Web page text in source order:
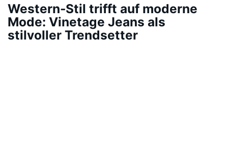
Western-Stil trifft auf moderne
Mode: Vinetage Jeans als
stilvoller Trendsetter